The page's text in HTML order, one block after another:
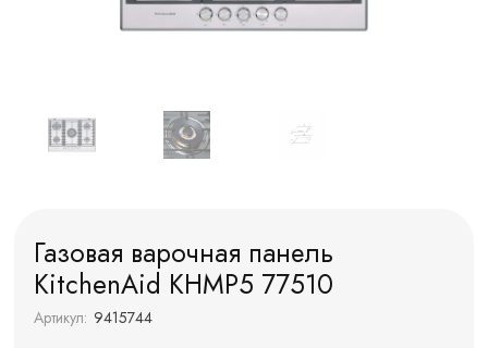
Газовая варочная панель
KitchenAid KHMP5 77510
Артикул: 9415744